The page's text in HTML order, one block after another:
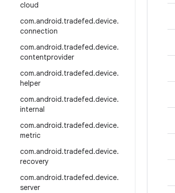
cloud
com.android.tradefed.device.
connection
com.android.tradefed.device.
contentprovider
com.android.tradefed.device.
helper
com.android.tradefed.device.
internal
com.android.tradefed.device.
metric
com.android.tradefed.device.
recovery
com.android.tradefed.device.
server